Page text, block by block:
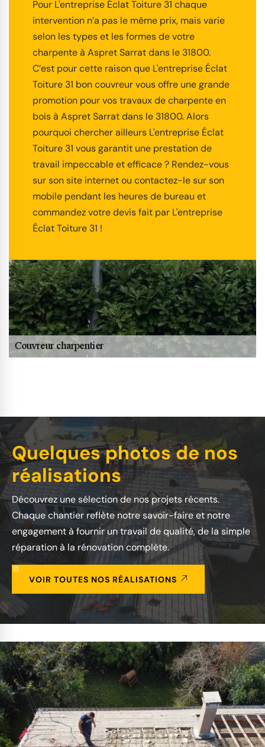
Pour L'entreprise Éclat Toiture 31 chaque
intervention n’a pas le même prix, mais varie
selon les types et les formes de votre
charpente à Aspret Sarrat dans le 31800.
C’est pour cette raison que L'entreprise Éclat
Toiture 31 bon couvreur vous offre une grande
promotion pour vos travaux de charpente en
bois à Aspret Sarrat dans le 31800. Alors
pourquoi chercher ailleurs L'entreprise Éclat
Toiture 31 vous garantit une prestation de
travail impeccable et efficace ? Rendez-vous
sur son site internet ou contactez-le sur son
mobile pendant les heures de bureau et
commandez votre devis fait par L'entreprise
Éclat Toiture 31 !
Quelques photos de nos
réalisations
Découvrez une sélection de nos projets récents.
Chaque chantier reflète notre savoir-faire et notre
engagement à fournir un travail de qualité, de la simple
réparation à la rénovation complète.
VOIR TOUTES NOS RÉALISATIONS